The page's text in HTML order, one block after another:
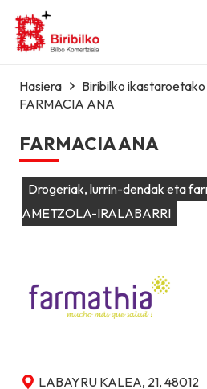
Hasiera
Biribilko
FARMACIA ANA
FARMACIA ANA
Drogeriak, lurrin-dendak eta
AMETZOLA-IRALABARRI
LABAYRU KALEA, 21, 48012